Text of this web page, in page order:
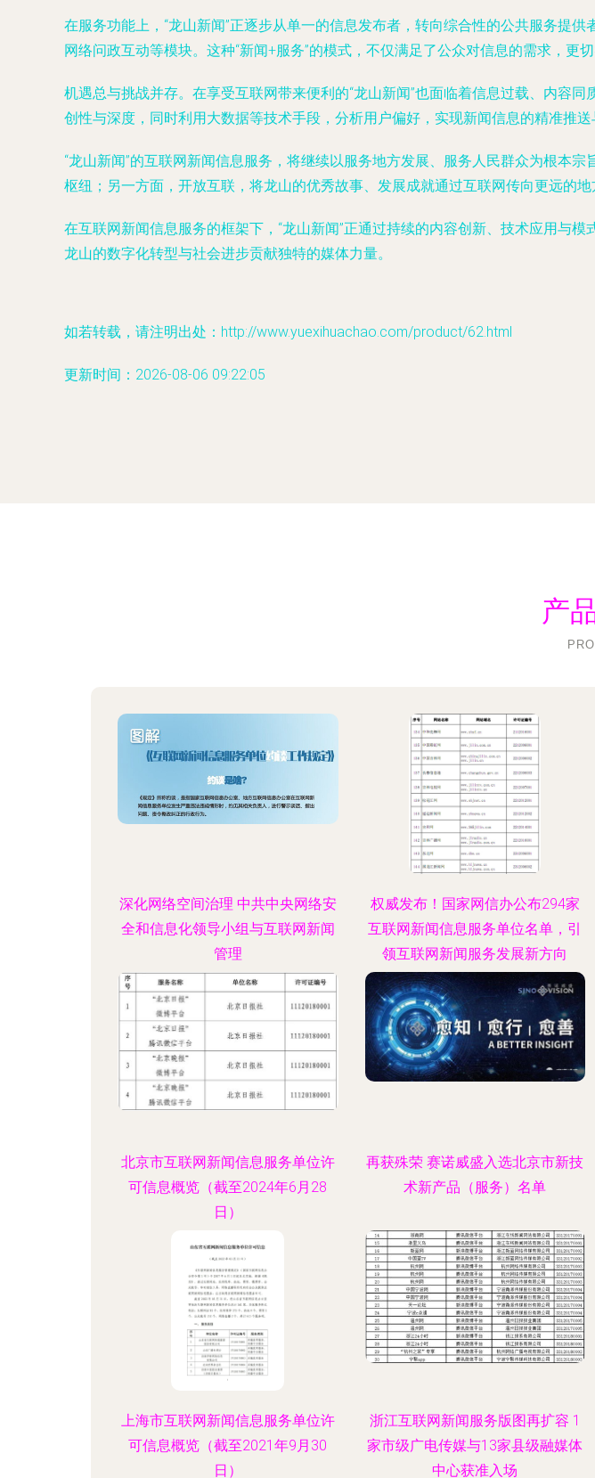
在服务功能上，“龙山新闻”正逐步从单一的信息发布者，转向综合性的公共服务提
网络问政互动等模块。这种“新闻+服务”的模式，不仅满足了公众对信息的需求，更
机遇总与挑战并存。在享受互联网带来便利的“龙山新闻”也面临着信息过载、内容
创性与深度，同时利用大数据等技术手段，分析用户偏好，实现新闻信息的精准推送
“龙山新闻”的互联网新闻信息服务，将继续以服务地方发展、服务人民群众为根本
枢纽；另一方面，开放互联，将龙山的优秀故事、发展成就通过互联网传向更远的地
在互联网新闻信息服务的框架下，“龙山新闻”正通过持续的内容创新、技术应用与
龙山的数字化转型与社会进步贡献独特的媒体力量。
如若转载，请注明出处：http://www.yuexihuachao.com/product/62.html
更新时间：2026-08-06 09:22:05
产
深化网络空间治理 中共中央网络安
全和信息化领导小组与互联网新闻
管理
权威发布！国家网信办公布294家
互联网新闻信息服务单位名单，引
领互联网新闻服务发展新方向
北京市互联网新闻信息服务单位许
可信息概览（截至2024年6月28
日）
再获殊荣 赛诺威盛入选北京市新技
术新产品（服务）名单
上海市互联网新闻信息服务单位许
可信息概览（截至2021年9月30
日）
浙江互联网新闻服务版图再扩容 1
家市级广电传媒与13家县级融媒体
中心获准入场